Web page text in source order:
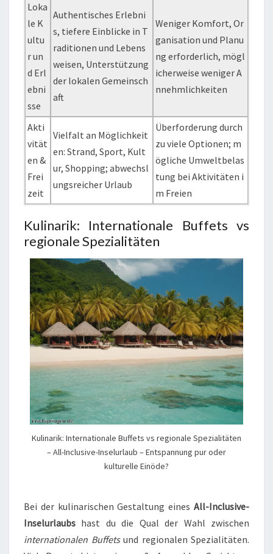
Loka
le K
ultu
r un
d Erl
ebni
sse
Authentisches Erlebni
s, tiefere Einblicke in T
raditionen und Lebens
weisen, Unterstützung
der lokalen Gemeinsch
aft
Weniger Komfort, Or
ganisation und Planu
ng erforderlich, mögl
icherweise weniger A
nnehmlichkeiten
Akti
vität
en &
Frei
zeit
Vielfalt an Möglichkeit
en: Strand, Sport, Kult
ur, Shopping; abwechsl
ungsreicher Urlaub
Überforderung durch
zu viele Optionen; m
ögliche Umweltbelas
tung bei Aktivitäten i
m Freien
Kulinarik: Internationale Buffets vs
regionale Spezialitäten
Kulinarik: Internationale Buffets vs regionale Spezialitäten
– All-Inclusive-Inselurlaub – Entspannung pur oder
kulturelle Einöde?
Bei der kulinarischen Gestaltung eines All-Inclusive-
Inselurlaubs hast du die Qual der Wahl zwischen
internationalen Buffetsund regionalen Spezialitäten.